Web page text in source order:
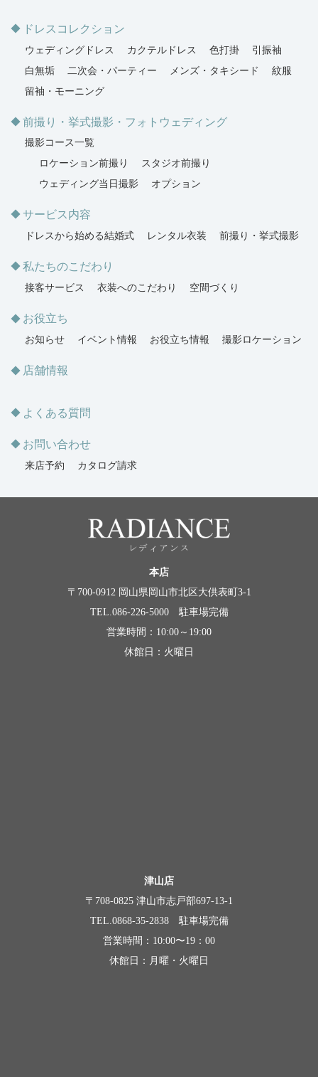
ドレスコレクション
ウェディングドレス カクテルドレス 色打掛
引振袖
白無垢
二次会・パーティー メンズ・タキシード
紋服
留袖・モーニング
前撮り・挙式撮影・フォトウェディング
撮影コース一覧
ロケーション前撮り
スタジオ前撮り
ウェディング当日撮影
オプション
サービス内容
ドレスから始める結婚式 レンタル衣装 前撮り・挙式撮影
私たちのこだわり
接客サービス 衣装へのこだわり 空間づくり
お役立ち
お知らせ イベント情報 お役立ち情報 撮影ロケーション
店舗情報
よくある質問
お問い合わせ
来店予約 カタログ請求
本店
〒700-0912 岡山県岡山市北区大供表町3-1
TEL.086-226-5000 駐車場完備
営業時間：10:00～19:00
休館日：火曜日
津山店
〒708-0825 津山市志戸部697-13-1
TEL.0868-35-2838 駐車場完備
営業時間：10:00〜19：00
休館日：月曜・火曜日